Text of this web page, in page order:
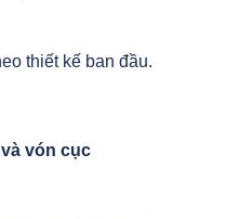
thiết kế ban đầu.
vón cục